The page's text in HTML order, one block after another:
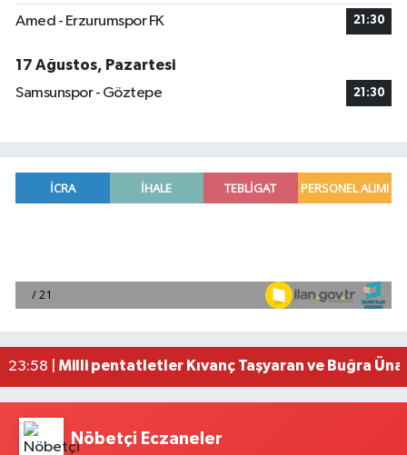
Amed - Erzurumspor FK 21:30
17 Ağustos, Pazartesi
Samsunspor - Göztepe
21:30
00:39 |
Mersin'de uyuşturucu operasyonunda 190
23:58 | Milli pentatletler Kıvanç Taşyaran ve Buğra
Nöbetçi Eczaneler